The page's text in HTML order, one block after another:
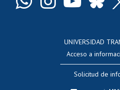
Editar Portafolio
Evaluación
Calificación
UNIVERSIDAD
Acceso a
Solicitud de